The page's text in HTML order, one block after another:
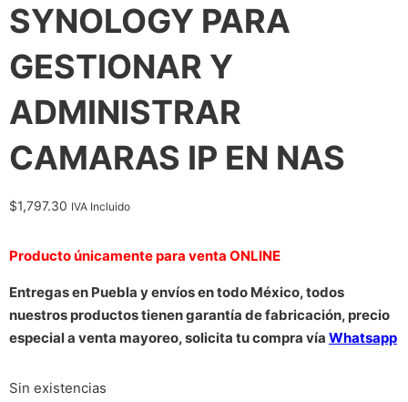
SYNOLOGY PARA
GESTIONAR Y
ADMINISTRAR
CAMARAS IP EN NAS
$1,797.30 IVA Incluido
Producto únicamente para venta ONLINE
Entregas en Puebla y envíos en todo México, todos
nuestros productos tienen garantía de fabricación, precio
especial a venta mayoreo, solicita tu compra vía Whatsapp
Sin existencias